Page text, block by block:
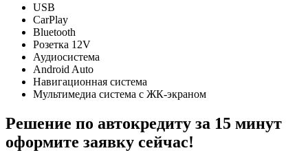
USB
CarPlay
Bluetooth
Розетка 12V
Аудиосистема
Android Auto
Навигационная система
Мультимедиа система с ЖК-экраном
Решение по автокредиту за 15 минут
оформите заявку сейчас!